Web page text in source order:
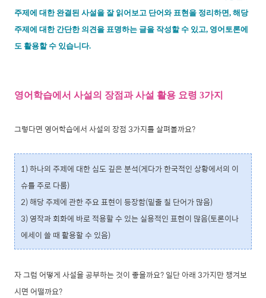
주제에 대한 완결된 사설을 잘 읽어보고 단어와 표현을 정리하면, 해당
주제에 대한 간단한 의견을 표명하는 글을 작성할 수 있고, 영어토론에
도 활용할 수 있습니다.
영어학습에서 사설의 장점과 사설 활용 요령 3가지
그렇다면 영어학습에서 사설의 장점 3가지를 살펴볼까요?
1) 하나의 주제에 대한 심도 깊은 분석(게다가 한국적인 상황에서의 이
슈를 주로 다룸)
2) 해당 주제에 관한 주요 표현이 등장함(밑줄 칠 단어가 많음)
3) 영작과 회화에 바로 적용할 수 있는 실용적인 표현이 많음(토론이나
에세이 쓸 때 활용할 수 있음)
자 그럼 어떻게 사설을 공부하는 것이 좋을까요? 일단 아래 3가지만 챙겨보
시면 어떨까요?